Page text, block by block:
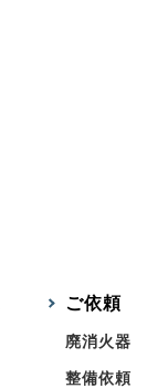
ご依頼
廃消火器
整備依頼